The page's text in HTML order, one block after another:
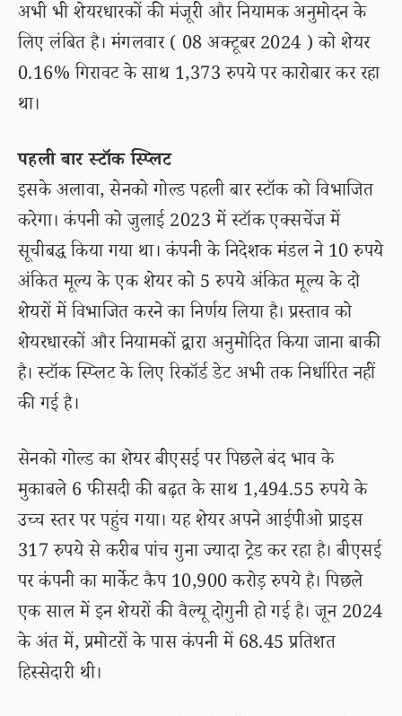
अभी भी शेयरधारकों की मंजूरी और नियामक अनुमोदन के
लिए लंबित है। मंगलवार ( 08 अक्टूबर 2024 ) को शेयर
0.16% गिरावट के साथ 1,373 रुपये पर कारोबार कर रहा
था।
पहली बार स्टॉक स्प्लिट
इसके अलावा, सेनको गोल्ड पहली बार स्टॉक को विभाजित
करेगा। कंपनी को जुलाई 2023 में स्टॉक एक्सचेंज में
सूचीबद्ध किया गया था। कंपनी के निदेशक मंडल ने 10 रुपये
अंकित मूल्य के एक शेयर को 5 रुपये अंकित मूल्य के दो
शेयरों में विभाजित करने का निर्णय लिया है। प्रस्ताव को
शेयरधारकों और नियामकों द्वारा अनुमोदित किया जाना बाकी
है। स्टॉक स्प्लिट के लिए रिकॉर्ड डेट अभी तक निर्धारित नहीं
की गई है।
सेनको गोल्ड का शेयर बीएसई पर पिछले बंद भाव के
मुकाबले 6 फीसदी की बढ़त के साथ 1,494.55 रुपये के
उच्च स्तर पर पहुंच गया। यह शेयर अपने आईपीओ प्राइस
317 रुपये से करीब पांच गुना ज्यादा ट्रेड कर रहा है। बीएसई
पर कंपनी का मार्केट कैप 10,900 करोड़ रुपये है। पिछले
एक साल में इन शेयरों की वैल्यू दोगुनी हो गई है। जून 2024
के अंत में, प्रमोटरों के पास कंपनी में 68.45 प्रतिशत
हिस्सेदारी थी।